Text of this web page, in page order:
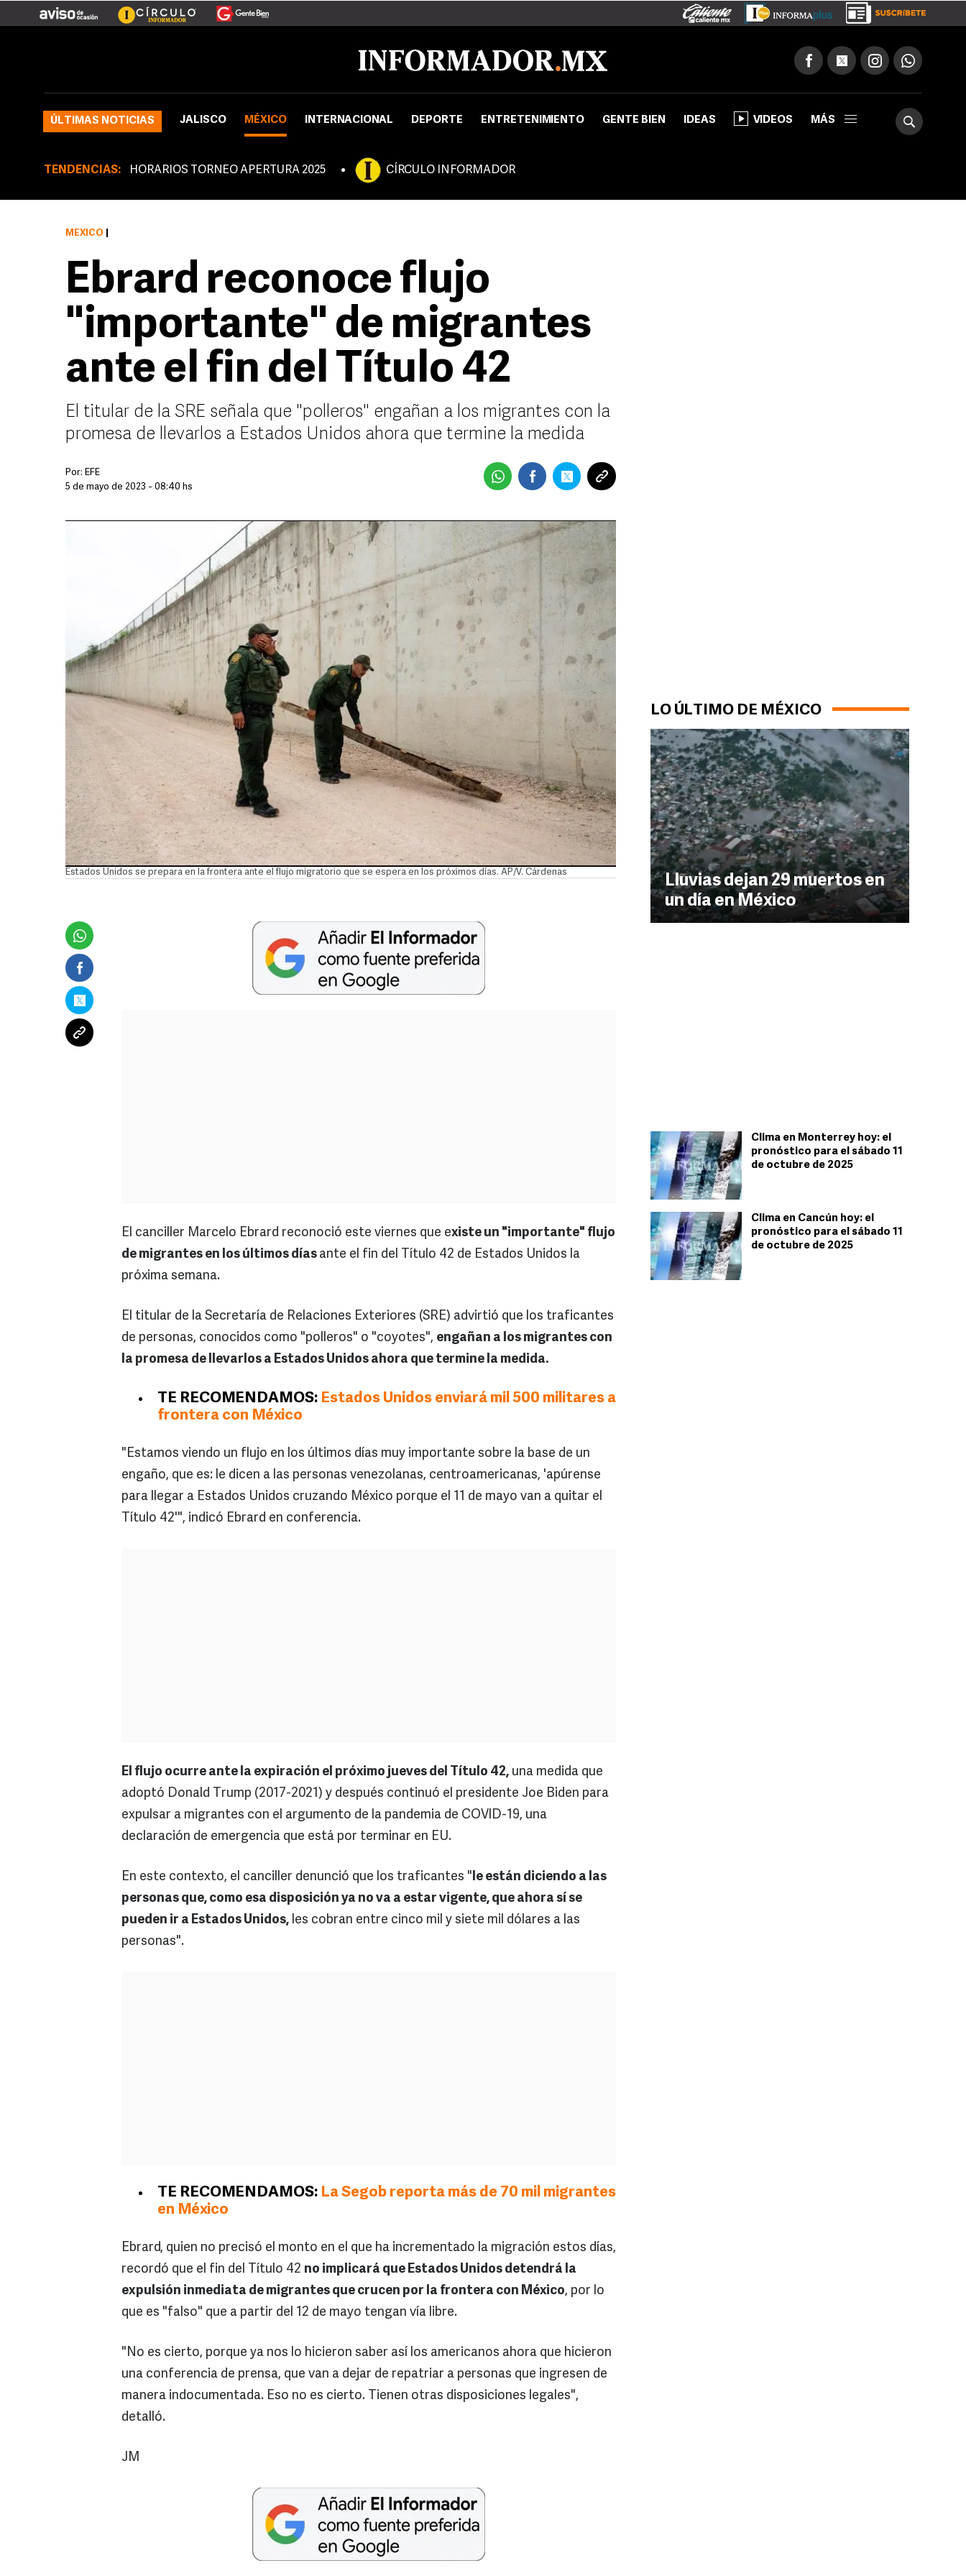
ÚLTIMAS NOTICIAS JALISCO MÉXICO INTERNACIONAL DEPORTE ENTRETENIMIENTO GENTE BIEN IDEAS VIDEOS MÁS
TENDENCIAS: HORARIOS TORNEO APERTURA 2025 CÍRCULO INFORMADOR
LO ÚLTIMO DE MÉXICO
Lluvias dejan 29 muertos en
un día en México
Clima en Monterrey hoy: el
pronóstico para el sábado 11
de octubre de 2025
Clima en Cancún hoy: el
pronóstico para el sábado 11
de octubre de 2025
MÉXICO
Ebrard reconoce flujo
"importante" de migrantes
ante el fin del Título 42
El titular de la SRE señala que "polleros" engañan a los migrantes con la
promesa de llevarlos a Estados Unidos ahora que termine la medida
Por: EFE
5 de mayo de 2023 - 08:40 hs
Estados Unidos se prepara en la frontera ante el flujo migratorio que se espera en los próximos días. AP/V. Cárdenas
El canciller Marcelo Ebrard reconoció este viernes que existe un "importante" flujo
de migrantes en los últimos días ante el fin del Título 42 de Estados Unidos la
próxima semana.
El titular de la Secretaría de Relaciones Exteriores (SRE) advirtió que los traficantes
de personas, conocidos como "polleros" o "coyotes", engañan a los migrantes con
la promesa de llevarlos a Estados Unidos ahora que termine la medida.
TE RECOMENDAMOS: Estados Unidos enviará mil 500 militares a
frontera con México
"Estamos viendo un flujo en los últimos días muy importante sobre la base de un
engaño, que es: le dicen a las personas venezolanas, centroamericanas, 'apúrense
para llegar a Estados Unidos cruzando México porque el 11 de mayo van a quitar el
Título 42'", indicó Ebrard en conferencia.
El flujo ocurre ante la expiración el próximo jueves del Título 42, una medida que
adoptó Donald Trump (2017-2021) y después continuó el presidente Joe Biden para
expulsar a migrantes con el argumento de la pandemia de COVID-19, una
declaración de emergencia que está por terminar en EU.
En este contexto, el canciller denunció que los traficantes "le están diciendo a las
personas que, como esa disposición ya no va a estar vigente, que ahora sí se
pueden ir a Estados Unidos, les cobran entre cinco mil y siete mil dólares a las
personas".
TE RECOMENDAMOS: La Segob reporta más de 70 mil migrantes
en México
Ebrard, quien no precisó el monto en el que ha incrementado la migración estos días,
recordó que el fin del Título 42 no implicará que Estados Unidos detendrá la
expulsión inmediata de migrantes que crucen por la frontera con México, por lo
que es "falso" que a partir del 12 de mayo tengan vía libre.
"No es cierto, porque ya nos lo hicieron saber así los americanos ahora que hicieron
una conferencia de prensa, que van a dejar de repatriar a personas que ingresen de
manera indocumentada. Eso no es cierto. Tienen otras disposiciones legales",
detalló.
JM